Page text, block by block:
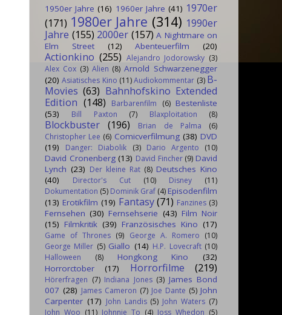
1950er Jahre (16) 1960er Jahre (41) 1970er
(171) 1980er Jahre (314) 1990er
Jahre (155) 2000er (157) A Nightmare on
Elm Street
(12) Abenteuerfilm (20)
Actionkino (255) Alejandro Jodorowsky (3)
Alex Cox (3) Alien (8) Arnold Schwarzenegger
(20) Asiatisches Kino (11)Audiokommentar (3) B-
Movies (63) Bahnhofskino Extended
Edition (148) Barbarenfilm (6) Bestenliste
(53)
Bill Paxton (7) Blaxploitation (8)
Blockbuster (196) Brian de Palma
(6)
Christopher Lee (6) Comicverfilmung (38) DVD
(19)
Danger: Diabolik (3) Dario Argento (10)
David Cronenberg (13) David Fincher (9) David
Lynch (23) Der kleine Rat (8) Deutsches Kino
(40)
Director's Cut (10) Disney
(11)
Dokumentation (5) Dominik Graf (4) Episodenfilm
(13) Erotikfilm (19) Fantasy (71) Fanzines (3)
Fernsehen (30) Fernsehserie (43) Film Noir
(15) Filmkritik (39) Französisches Kino (17)
Game of Thrones (9) George A. Romero (10)
George Miller (5) Giallo (14) H.P. Lovecraft (10)
Halloween
(8) Hongkong Kino
(32)
Horrorctober
(17) Horrorfilme (219)
Hörerfragen (7) Indiana Jones (3) James Bond
007 (28) James Cameron (7) Joe Dante (5) John
Carpenter (17) John Landis (5) John Waters (7)
John Woo (11) Johnnie To (4) Joss Whedon (5)